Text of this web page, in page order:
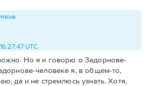
UTC
Но я и говорю о Задорнове-
человеке я, в общем-то,
да и не стремлюсь узнать. Хотя,